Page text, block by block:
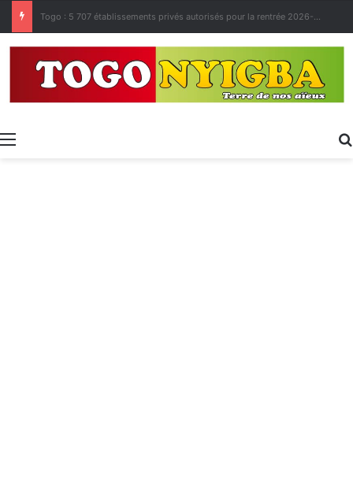
Made in Togo 2026 : un bilan positif qui prépare le terrain pour la Foire Internationale de Lomé
Menu